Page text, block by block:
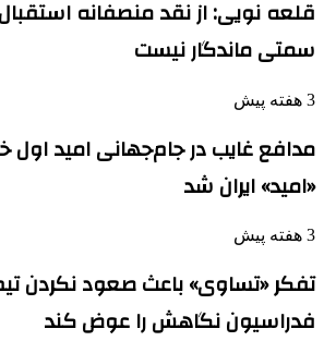
قلعه نویی: از نقد منصفانه
سمتی ماندگار نیست
3 هفته پیش
مدافع غایب در جام‌جهانی امید اول
«امید» ایران شد
3 هفته پیش
تفکر «تساوی» باعث صعود نکردن
فدراسیون نگاهش را عوض کند